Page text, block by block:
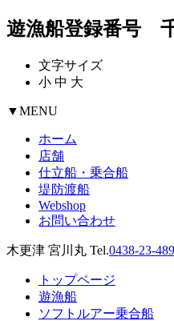
遊漁船登録番号
文字サイズ
小 中 大
▼MENU
ホーム
店舗
仕立船・乗合船
堤防渡船
Webshop
お問い合わせ
木更津 宮川丸 Tel.0438-23-
トップページ
遊漁船
ソフトルアー乗合船